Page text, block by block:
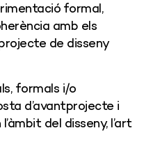
formal,
amb els
de disseny
formals i/o
d’avantprojecte i
del disseny, l’art